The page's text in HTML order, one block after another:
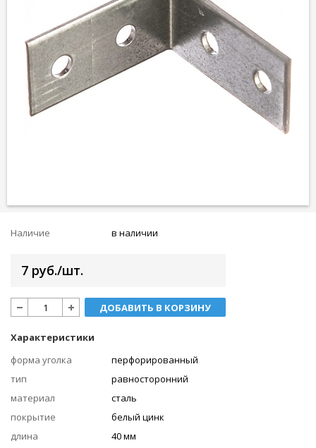
Наличие в наличии
7 руб./шт.
ДОБАВИТЬ В КОРЗИНУ
Характеристики
форма уголка
перфорированный
тип
равносторонний
материал
сталь
покрытие
белый цинк
длина
40 мм